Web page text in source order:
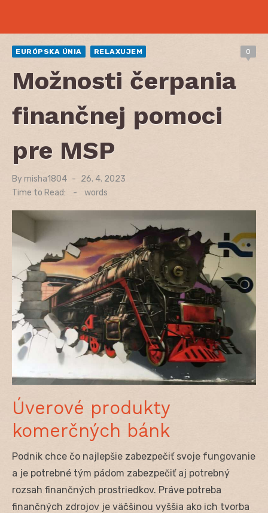
EURÓPSKA ÚNIA RELAXUJEM 0
Možnosti čerpania
finančnej pomoci
pre MSP
Bymisha1804
Posted
on
26. 4. 2023
Time to Read:
- words
Úverové produkty
komerčných bánk
Podnik chce čo najlepšie zabezpečiť svoje fungovanie
a je potrebné tým pádom zabezpečiť aj potrebný
rozsah finančných prostriedkov. Práve potreba
finančných zdrojov je väčšinou vyššia ako ich tvorba